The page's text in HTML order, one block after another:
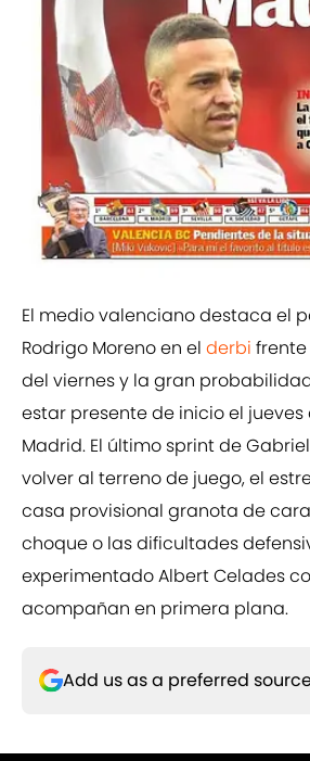
El medio valenciano destaca el
Rodrigo Moreno en el derbi frente
del viernes y la gran
estar presente de inicio el jueves
Madrid. El último sprint de
volver al terreno de juego, el
casa provisional granota de
choque o las dificultades
experimentado Albert Celades
acompañan en primera plana.
Add us as a preferred